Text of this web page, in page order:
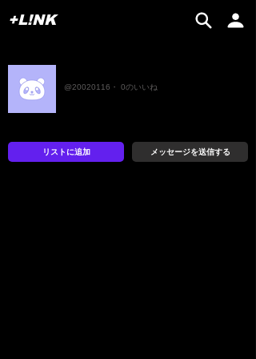
+L!NK
@20020116・ 0のいいね
リストに追加 メッセージを送信する